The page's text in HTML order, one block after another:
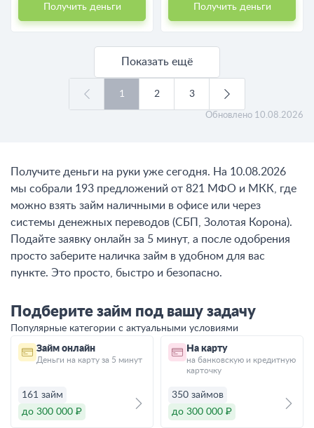
Получить деньги Получить деньги
Показать ещё
1 2 3
Обновлено 10.08.2026
Получите деньги на руки уже сегодня. На 10.08.2026
мы собрали 193 предложений от 821 МФО и МКК, где
можно взять займ наличными в офисе или через
системы денежных переводов (СБП, Золотая Корона).
Подайте заявку онлайн за 5 минут, а после одобрения
просто заберите наличка займ в удобном для вас
пункте. Это просто, быстро и безопасно.
Подберите займ под вашу задачу
Популярные категории с актуальными условиями
Займ онлайн
Деньги на карту за 5 минут
161 займ
до 300 000 ₽
На карту
на банковскую и кредитную
карточку
350 займов
до 300 000 ₽